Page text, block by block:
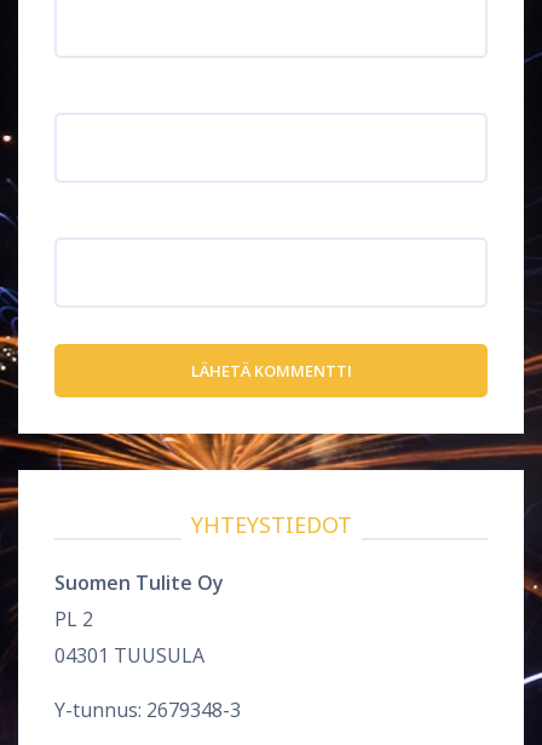
YHTEYSTIEDOT
Suomen Tulite Oy
PL 2
04301 TUUSULA
Y-tunnus: 2679348-3